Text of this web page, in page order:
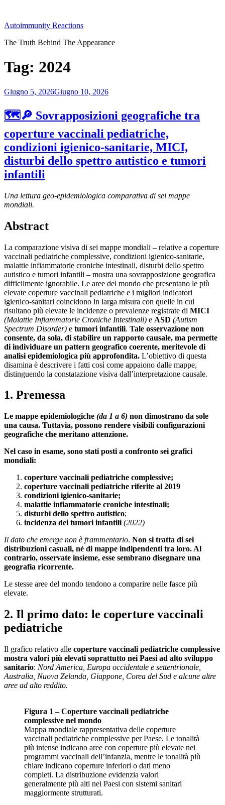
contenuto
Autoimmunity Reactions
The Truth Behind The Appearance
Tag: 2024
Pubblicato
Giugno 5, 2026Giugno 10, 2026
🗺️🔎 Sovrapposizioni geografiche tra
coperture vaccinali pediatriche,
condizioni igienico-sanitarie, MICI,
disturbi dello spettro autistico e tumori
infantili
Una lettura geo-epidemiologica comparativa di sei mappe
mondiali.
Abstract
La comparazione visiva di sei mappe mondiali – relative a coperture
vaccinali pediatriche complessive, condizioni igienico-sanitarie,
malattie infiammatorie croniche intestinali, disturbi dello spettro
autistico e tumori infantili – mostra una sovrapposizione geografica
difficilmente ignorabile. Le aree del mondo che presentano le più
elevate coperture vaccinali pediatriche e i migliori indicatori
igienico-sanitari coincidono in larga misura con quelle in cui
risultano più elevate le incidenze o prevalenze registrate di MICI
(Malattie Infiammatorie Croniche Intestinali) e ASD (Autism
Spectrum Disorder) e tumori infantili. Tale osservazione non
consente, da sola, di stabilire un rapporto causale, ma permette
di individuare un pattern geografico coerente, meritevole di
analisi epidemiologica più approfondita. L’obiettivo di questa
disamina è descrivere i fatti così come appaiono dalle mappe,
distinguendo la constatazione visiva dall’interpretazione causale.
1. Premessa
Le mappe epidemiologiche (da 1 a 6) non dimostrano da sole
una causa. Tuttavia, possono rendere visibili configurazioni
geografiche che meritano attenzione.
Nel caso in esame, sono stati posti a confronto sei grafici
mondiali:
coperture vaccinali pediatriche complessive;
coperture vaccinali pediatriche riferite al 2019
condizioni igienico-sanitarie;
malattie infiammatorie croniche intestinali;
disturbi dello spettro autistico;
incidenza dei tumori infantili (2022)
Il dato che emerge non è frammentario. Non si tratta di sei
distribuzioni casuali, né di mappe indipendenti tra loro. Al
contrario, osservate insieme, esse sembrano disegnare una
geografia ricorrente.
Le stesse aree del mondo tendono a comparire nelle fasce più
elevate.
2. Il primo dato: le coperture vaccinali
pediatriche
Il grafico relativo alle coperture vaccinali pediatriche complessive
mostra valori più elevati soprattutto nei Paesi ad alto sviluppo
sanitario: Nord America, Europa occidentale e settentrionale,
Australia, Nuova Zelanda, Giappone, Corea del Sud e alcune altre
aree ad alto reddito.
Figura 1 – Coperture vaccinali pediatriche
complessive nel mondo
Mappa mondiale rappresentativa delle coperture
vaccinali pediatriche complessive per Paese. Le tonalità
più intense indicano aree con coperture più elevate nei
programmi vaccinali dell’infanzia, mentre le tonalità più
chiare indicano coperture inferiori o dati meno
completi. La distribuzione evidenzia valori
generalmente più alti nei Paesi con sistemi sanitari
maggiormente strutturati.